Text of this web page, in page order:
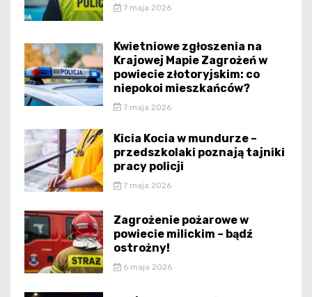
7 maja 2026
Kwietniowe zgłoszenia na
Krajowej Mapie Zagrożeń w
powiecie złotoryjskim: co
niepokoi mieszkańców?
7 maja 2026
Kicia Kocia w mundurze –
przedszkolaki poznają tajniki
pracy policji
7 maja 2026
Zagrożenie pożarowe w
powiecie milickim – bądź
ostrożny!
6 maja 2026